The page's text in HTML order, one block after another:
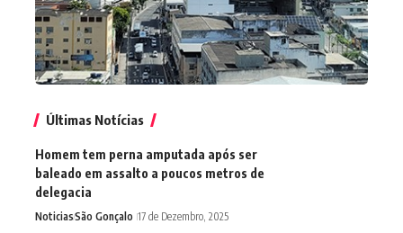
Últimas Notícias
Homem tem perna amputada após ser
baleado em assalto a poucos metros de
delegacia
NoticiasSão Gonçalo 17 de Dezembro, 2025